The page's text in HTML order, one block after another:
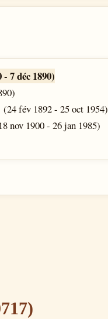
- 7 déc 1890)
(24 fév 1892 - 25 oct 1954)
nov 1900 - 26 jan 1985)